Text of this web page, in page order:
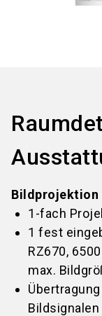
Bildprojektion
1-fach
1 fest
RZ670,
max.
Bildsignalen